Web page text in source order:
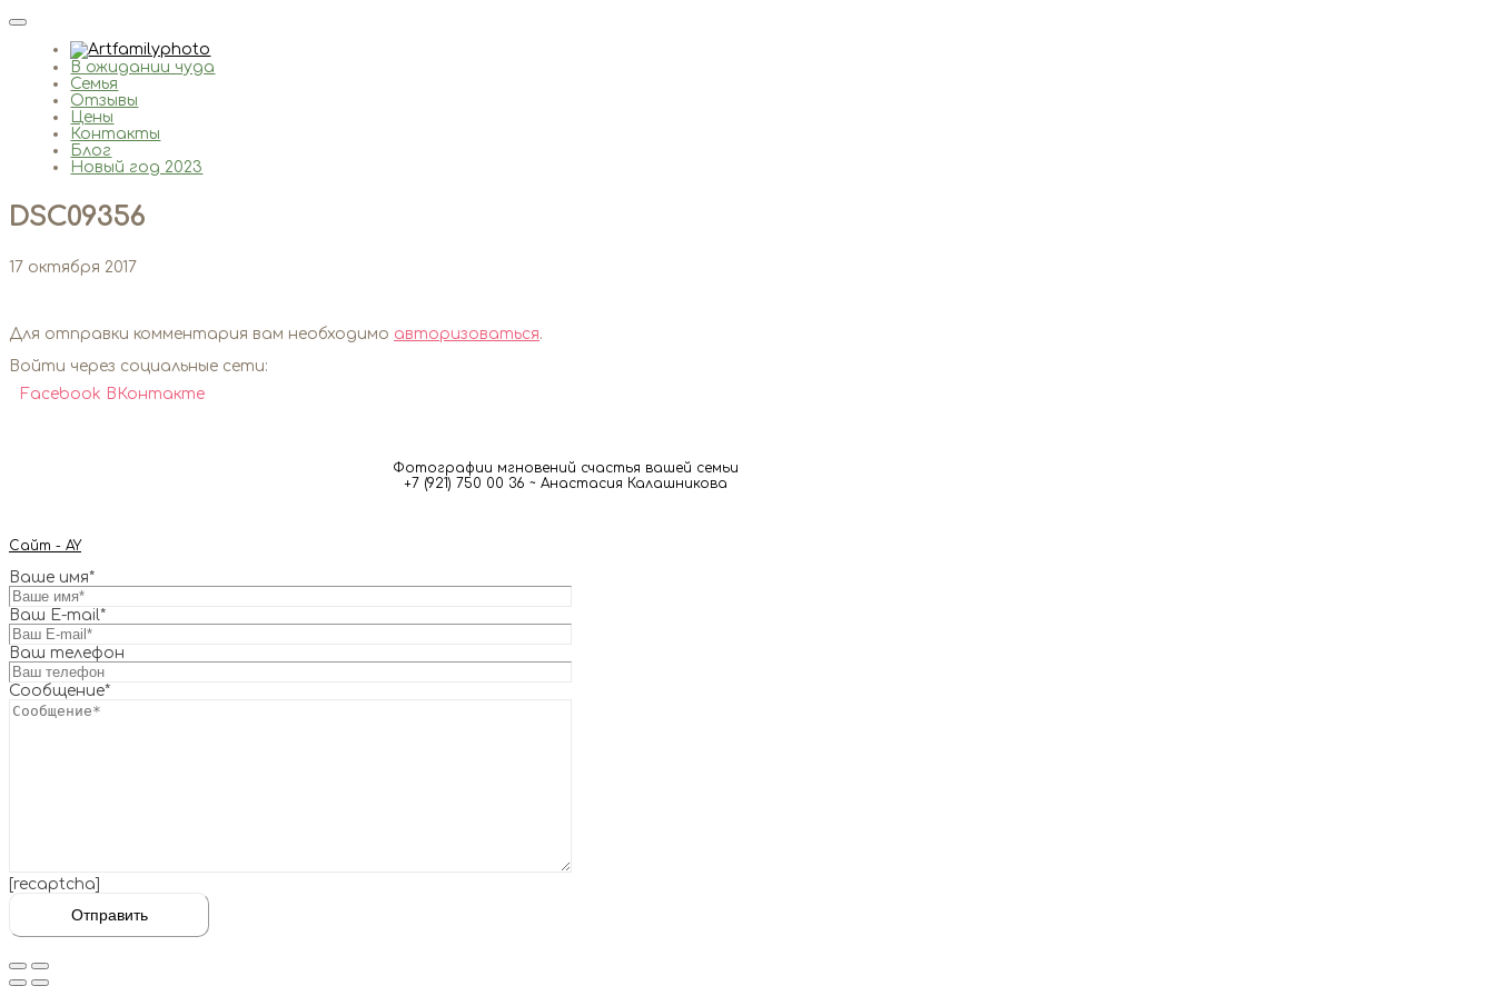
В ожидании чуда
Семья
Отзывы
Цены
Контакты
Блог
Новый год 2023
DSC09356
17 октября 2017
Для отправки комментария вам необходимо авторизоваться.
Войти через социальные сети:
Facebook ВКонтакте
Фотографии мгновений счастья вашей семьи
+7 (921) 750 00 36 ~ Анастасия Калашникова
Сайт - AY
Ваше имя*
Ваш E-mail*
Ваш телефон
Сообщение*
[recaptcha]